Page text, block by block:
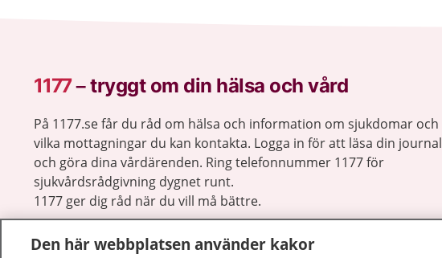
1177–tryggt om din hälsa och vård
På 1177.se får du råd om hälsa och information om sjukdomar och
vilka mottagningar du kan kontakta. Logga in för att läsa din journal
och göra dina vårdärenden. Ring telefonnummer 1177 för
sjukvårdsrådgivning dygnet runt.
1177 ger dig råd när du vill må bättre.
Den här webbplatsen använder kakor